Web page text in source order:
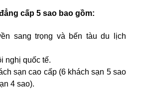
cấp 5 sao bao gồm:
sang trọng và bến tàu du lịch
nghị quốc tế.
sạn cao cấp (6 khách sạn 5 sao
4 sao).